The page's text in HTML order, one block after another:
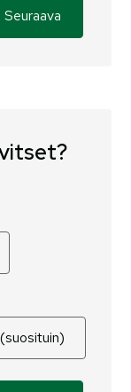
Seuraava